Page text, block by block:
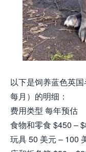
以下是饲养蓝色英
每月）的明细：
费用类型 每年预估
食物和零食 $450 –
玩具 50 美元 – 100